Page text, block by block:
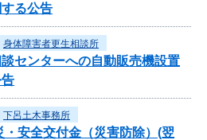
る公告
身体障害者更生相談所
センターへの自動販売機設置
下呂土木事務所
・安全交付金（災害防除）(翌